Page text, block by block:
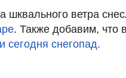
шквального ветра
. Также добавим, что
сегодня снегопад.